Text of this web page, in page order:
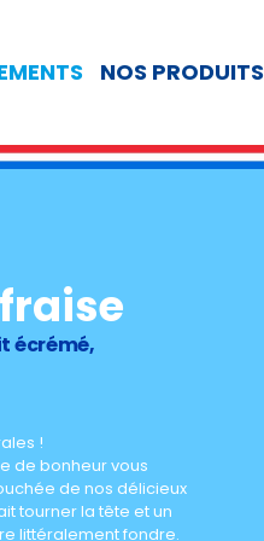
NOS PRODUITS
écrémé,
!
de bonheur vous
de nos délicieux
tourner la tête et un
littéralement fondre.